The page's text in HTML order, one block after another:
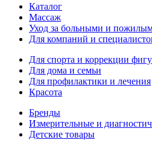
Каталог
Массаж
Уход за больными и
Для компаний и
Для спорта и коррекции
Для дома и семьи
Для профилактики и лечения
Красота
Бренды
Измерительные и
Детские товары